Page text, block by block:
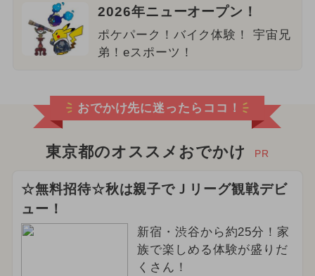
2026年ニューオープン！
ポケパーク！バイク体験！ 宇宙兄
弟！eスポーツ！
おでかけ先に迷ったらココ！
東京都のオススメおでかけ PR
☆無料招待☆秋は親子でＪリーグ観戦デビ
ュー！
新宿・渋谷から約25分！家
族で楽しめる体験が盛りだ
くさん！